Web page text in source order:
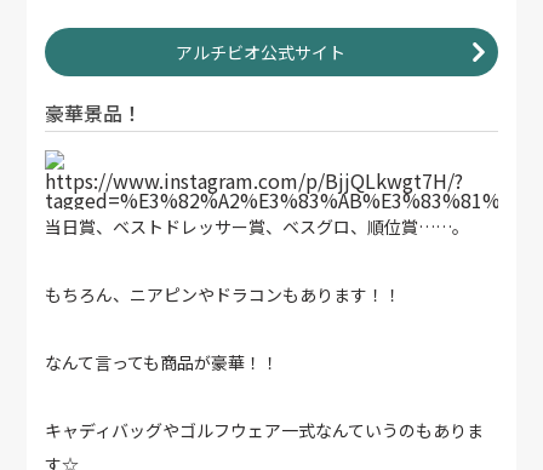
アルチビオ公式サイト
豪華景品！
https://www.instagram.com/p/BjjQLkwgt7H/?
当日賞、ベストドレッサー賞、ベスグロ、順位賞……。
もちろん、ニアピンやドラコンもあります！！
なんて言っても商品が豪華！！
キャディバッグやゴルフウェア一式なんていうのもありま
す☆